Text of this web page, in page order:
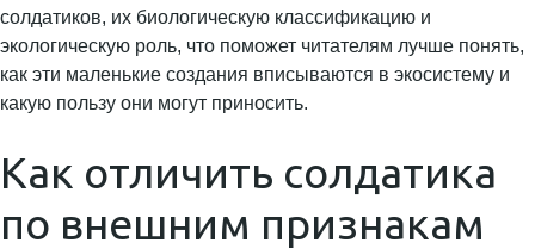
солдатиков, их биологическую классификацию и
экологическую роль, что поможет читателям лучше понять,
как эти маленькие создания вписываются в экосистему и
какую пользу они могут приносить.
Как отличить солдатика
по внешним признакам